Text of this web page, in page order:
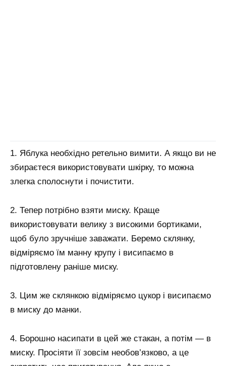
1. Яблука необхідно ретельно вимити. А якщо ви не
збираєтеся використовувати шкірку, то можна
злегка сполоснути і почистити.
2. Тепер потрібно взяти миску. Краще
використовувати велику з високими бортиками,
щоб було зручніше заважати. Беремо склянку,
відміряємо їм манну крупу і висипаємо в
підготовлену раніше миску.
3. Цим же склянкою відміряємо цукор і висипаємо
в миску до манки.
4. Борошно насипати в цей же стакан, а потім — в
миску. Просіяти її зовсім необов’язково, а це